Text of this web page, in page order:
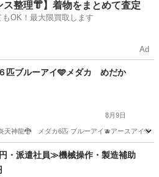
の他 アマゾンフロッグピット
ス整理👘】着物をまとめて査定
OK！最大限買取します
Ad
匹ブルーアイ🩵メダカ めだか
8月9日
天神龍🐉 メダカ6匹 ブルーアイ🫐アースアイ🩵
その他 メダカ
・派遣社員≫機械操作・製造補助